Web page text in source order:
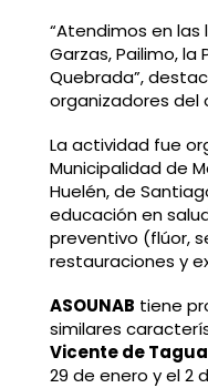
“Atendimos en las
Garzas, Pailimo, la
Quebrada”,
organizadores del
La actividad fue
Municipalidad de
Huelén, de
educación en
preventivo (flúor,
restauraciones y
ASOUNAB tiene
similares
Vicente de
29 de enero y el 2